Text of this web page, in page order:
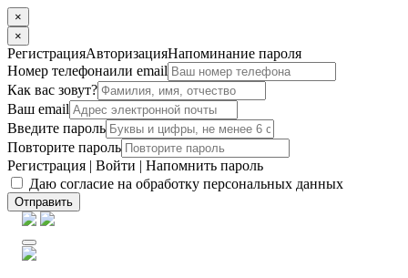
×
×
РегистрацияАвторизацияНапоминание пароля
Номер телефонаили email
Как вас зовут?
Ваш email
Введите пароль
Повторите пароль
Регистрация | Войти | Напомнить пароль
Даю согласие на обработку персональных данных
Отправить